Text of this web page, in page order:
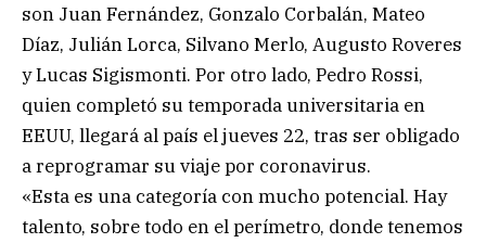
son Juan Fernández, Gonzalo Corbalán, Mateo
Díaz, Julián Lorca, Silvano Merlo, Augusto Roveres
y Lucas Sigismonti. Por otro lado, Pedro Rossi,
quien completó su temporada universitaria en
EEUU, llegará al país el jueves 22, tras ser obligado
a reprogramar su viaje por coronavirus.
«Esta es una categoría con mucho potencial. Hay
talento, sobre todo en el perímetro, donde tenemos